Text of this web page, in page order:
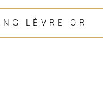
LÈVRE OR